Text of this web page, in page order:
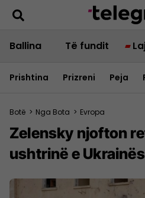
Ballina Të fundit
Prishtina Prizreni Peja
Botë > Nga Bota > Evropa
Zelensky njofton
ushtrinë e Ukrainës